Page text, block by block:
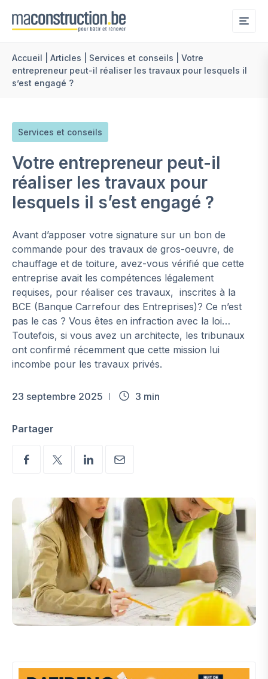
Accueil Articles Services et conseils
Votre
entrepreneur peut-il réaliser les travaux pour lesquels il
s’est engagé ?
Services et conseils
Votre entrepreneur peut-il
réaliser les travaux pour
lesquels il s’est engagé ?
Avant d’apposer votre signature sur un bon de
commande pour des travaux de gros-oeuvre, de
chauffage et de toiture, avez-vous vérifié que cette
entreprise avait les compétences légalement
requises, pour réaliser ces travaux, inscrites à la
BCE (Banque Carrefour des Entreprises)? Ce n’est
pas le cas ? Vous êtes en infraction avec la loi…
Toutefois, si vous avez un architecte, les tribunaux
ont confirmé récemment que cette mission lui
incombe pour les travaux privés.
23 septembre 2025 3 min
Partager